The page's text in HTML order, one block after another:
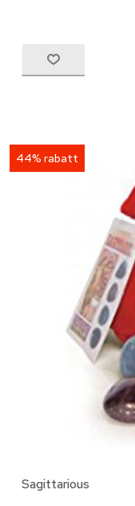
44% rabatt
Sagittarious